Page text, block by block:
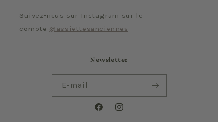
Suivez-nous sur Instagram sur le
compte @assiettesanciennes
Newsletter
E-mail
FacebookInstagram